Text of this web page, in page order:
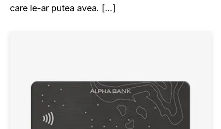
care le-ar putea avea. […]